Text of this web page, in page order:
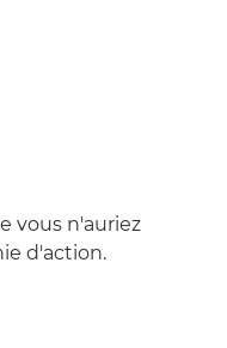
vous n'auriez
d'action.